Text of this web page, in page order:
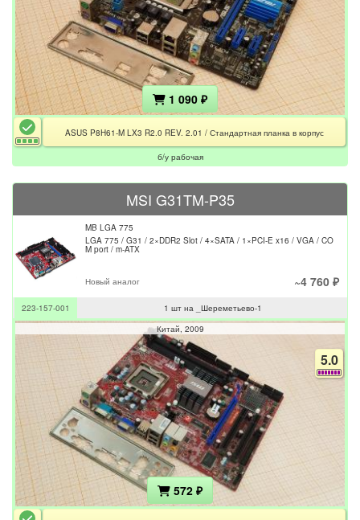
1 090 ₽
ASUS P8H61-M LX3 R2.0 REV. 2.01 / Стандартная планка в корпус
б/у рабочая
MSI G31TM-P35
MB LGA 775
LGA 775 / G31 / 2×DDR2 Slot / 4×SATA / 1×PCI-E x16 / VGA / CO
M port / m-ATX
Новый аналог ~4 760 ₽
223-157-001
1 шт на _Шереметьево-1
Китай 2009
5.0
572 ₽